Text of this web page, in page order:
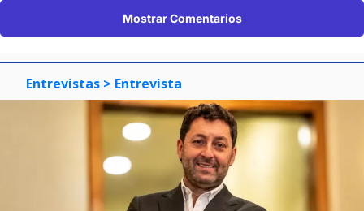
Mostrar Comentarios
Entrevistas > Entrevista